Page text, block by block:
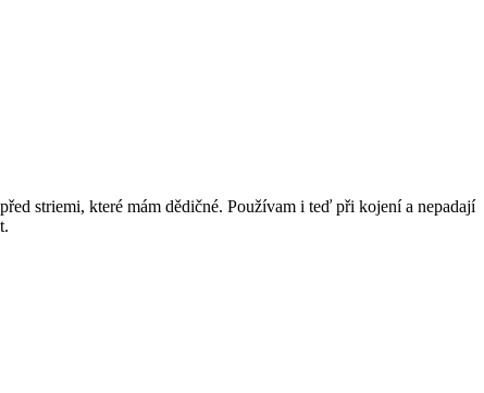
striemi, které mám dědičné. Používam i teď při kojení a nepadají